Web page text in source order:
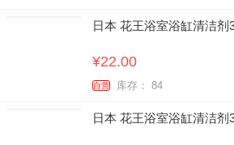
日本 花王浴室浴缸清洁剂
¥22.00
自营 库存： 84
日本 花王浴室浴缸清洁剂